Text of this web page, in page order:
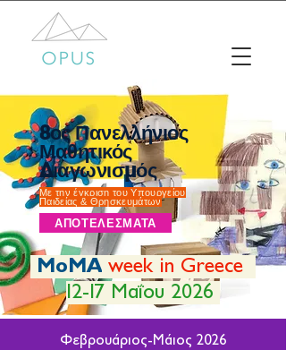
8ος Πανελλήνιος
Μαθητικός
Διαγωνισμός
Με την έγκριση του Υπουργείου
Παιδείας & Θρησκευμάτων
ΑΠΟΤΕΛΕΣΜΑΤΑ
MoMA week in Greece
12-17 Μαΐου 2026
Φεβρουάριος-Μάιος 2026